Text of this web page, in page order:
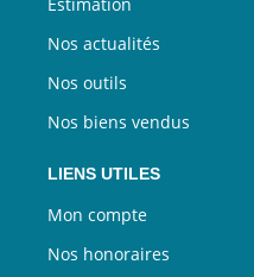
Nos actualités
Nos outils
Nos biens vendus
LIENS UTILES
Mon compte
Nos honoraires